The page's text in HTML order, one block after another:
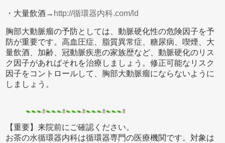
・大量飲酒→ http://循環器内科.com/ld
胸部大動脈瘤の予防としては、動脈硬化性の危険因子を予
防が重要です。高血圧症、脂質異常症、糖尿病、喫煙、大
量飲酒、加齢、冠動脈疾患の家族歴など、動脈硬化のリス
ク因子があればそれを治療しましょう。修正可能なリスク
因子をコントロールして、胸部大動脈瘤にならないように
しましょう。
【重要】来院前にご確認ください。
お茶の水循環器内科は循環器専門の医療機関です。対象は